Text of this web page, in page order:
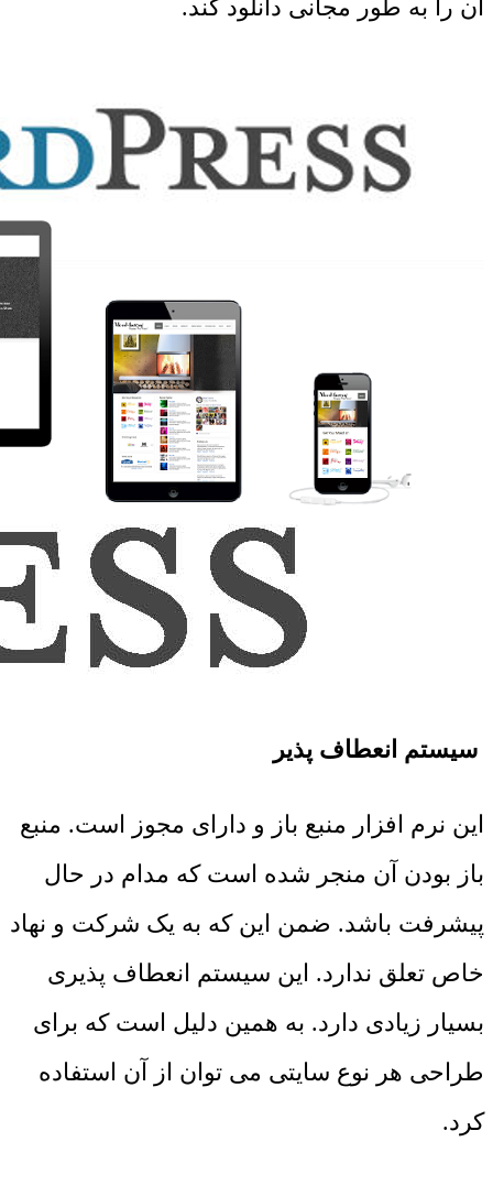
آن را به طور مجانی دانلود کند.
سیستم انعطاف پذیر
این نرم افزار منبع باز و دارای مجوز است. منبع
باز بودن آن منجر شده است که مدام در حال
پیشرفت باشد. ضمن این که به یک شرکت و نهاد
خاص تعلق ندارد. این سیستم انعطاف پذیری
بسیار زیادی دارد. به همین دلیل است که برای
طراحی هر نوع سایتی می توان از آن استفاده
کرد.